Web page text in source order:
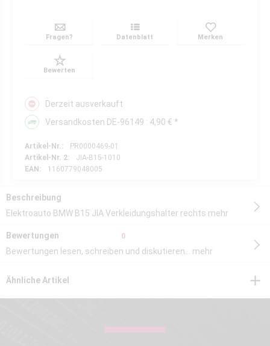
Fragen? Datenblatt Merken
Bewerten
Derzeit ausverkauft
Versandkosten DE-96149 : 4,90 € *
Artikel-Nr.:
PR0000469-01
Artikel-Nr. 2:
JIA-B15-1010
EAN:
1160779048005
Beschreibung
Elektroauto BMW B15 JIA Verkleidungshalter rechts mehr
Bewertungen 0
Bewertungen lesen, schreiben und diskutieren... mehr
Ähnliche Artikel